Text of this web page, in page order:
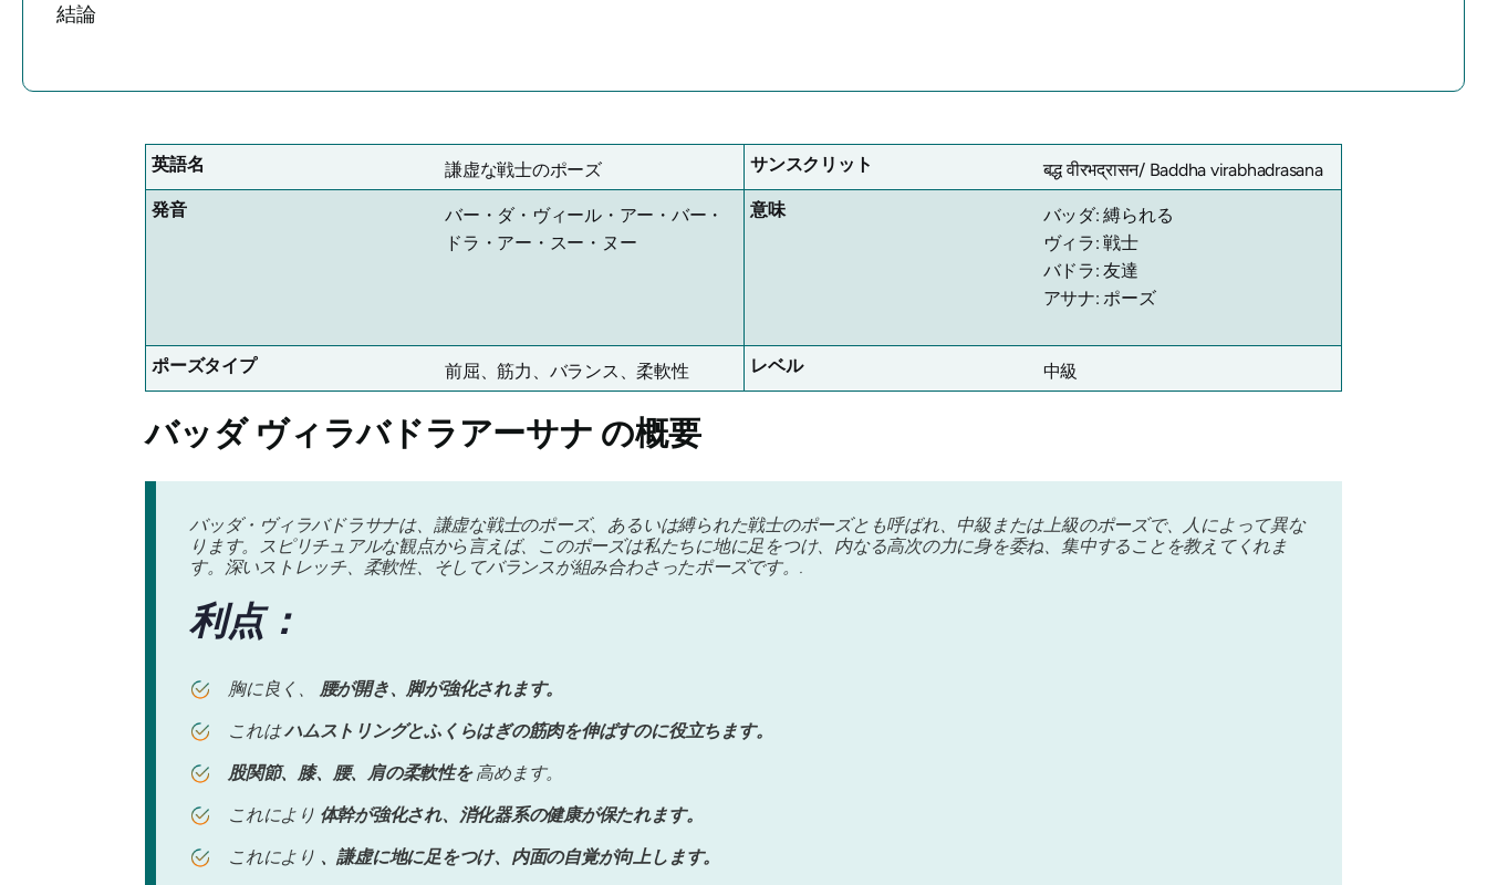
結論
英語名 謙虚な戦士のポーズ サンスクリット बद्ध वीरभद्रासन/ Baddha virabhadrasana
発音
バー・ダ・ヴィール・アー・バー・
ドラ・アー・スー・ヌー
意味
バッダ: 縛られる
ヴィラ: 戦士
バドラ: 友達
アサナ: ポーズ
ポーズタイプ 前屈、筋力、バランス、柔軟性 レベル 中級
バッダ ヴィラバドラアーサナ の概要
バッダ・ヴィラバドラサナは、謙虚な戦士のポーズ、あるいは縛られた戦士のポーズとも呼ばれ、中級または上級のポーズで、人によって異な
ります。スピリチュアルな観点から言えば、このポーズは私たちに地に足をつけ、内なる高次の力に身を委ね、集中することを教えてくれま
す。深いストレッチ、柔軟性、そしてバランスが組み合わさったポーズです。.
利点：
胸に良く、 腰が開き、脚が強化されます。
これはハムストリングとふくらはぎの筋肉を伸ばすのに役立ちます。
股関節、膝、腰、肩の柔軟性を高めます。
これにより 体幹が強化され、消化器系の健康が保たれます。
これにより 、謙虚に地に足をつけ、内面の自覚が向上します。